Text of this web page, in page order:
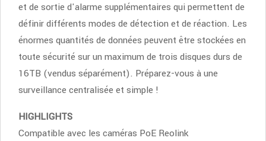
et de sortie d'alarme supplémentaires qui permettent de
définir différents modes de détection et de réaction. Les
énormes quantités de données peuvent être stockées en
toute sécurité sur un maximum de trois disques durs de
16TB (vendus séparément). Préparez-vous à une
surveillance centralisée et simple !
HIGHLIGHTS
Compatible avec les caméras PoE Reolink